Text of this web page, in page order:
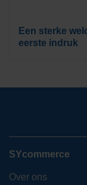
Een sterke
eerste indruk
SYcommerce
Over ons